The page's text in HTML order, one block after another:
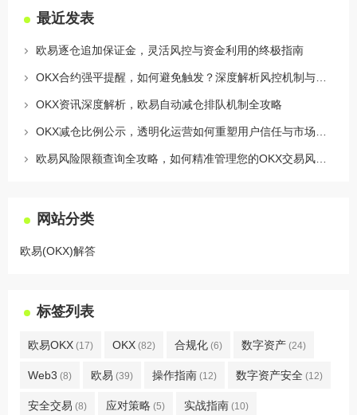
最近发表
欧易逐仓追加保证金，灵活风控与资金利用的终极指南
OKX资讯深度解析，欧易自动减仓排队机制全攻略
网站分类
欧易(OKX)解答
标签列表
欧易OKX (17) OKX (82) 合规化 (6) 数字资产 (24)
Web3 (8) 欧易 (39) 操作指南 (12) 数字资产安全 (12)
安全交易 (8) 应对策略 (5) 实战指南 (10)